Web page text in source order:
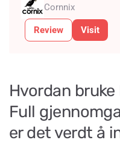
Hvordan
Full
er det verdt å
Cornnix
Review Visit